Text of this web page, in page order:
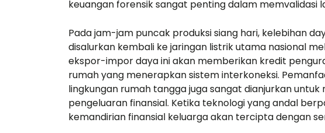
keuangan forensiksangat penting dalam memvalidasi
Pada jam-jam puncak produksi siang hari, kelebihan
disalurkan kembali ke jaringan listrik utama nasional
ekspor-impor daya ini akan memberikan kredit
rumah yang menerapkan sistem interkoneksi.
lingkungan rumah tangga juga sangat dianjurkan
pengeluaran finansial. Ketika teknologi yang andal
kemandirian finansial keluarga akan tercipta dengan